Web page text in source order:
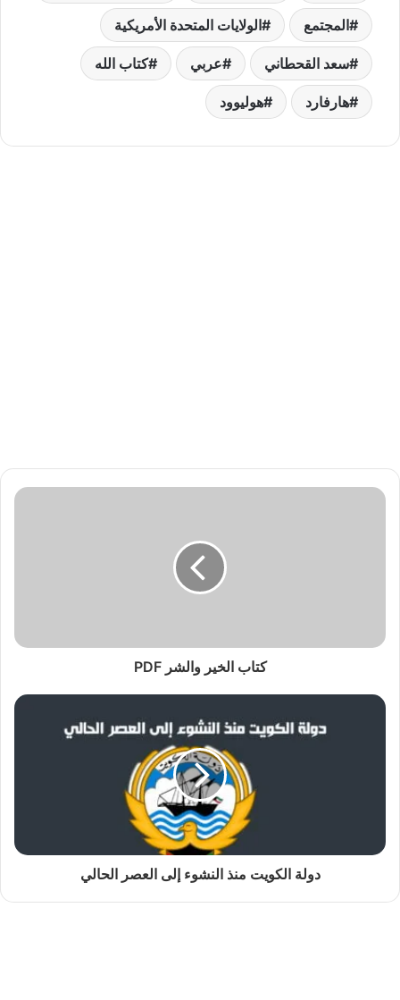
المجتمع الولايات المتحدة الأمريكية
سعد القحطاني عربي كتاب الله
هارفارد هوليوود
كتاب الخير والشر PDF
دولة الكويت منذ النشوء إلى العصر الحالي